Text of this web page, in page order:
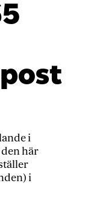
i
här
i